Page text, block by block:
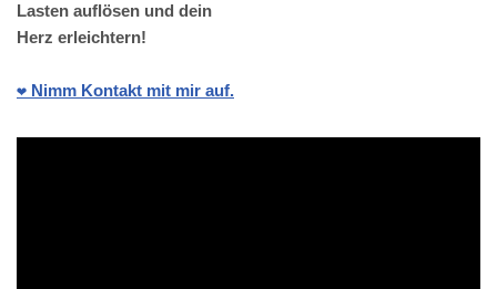
Lasten auflösen und dein
Herz erleichtern!
❤️ Nimm Kontakt mit mir auf.